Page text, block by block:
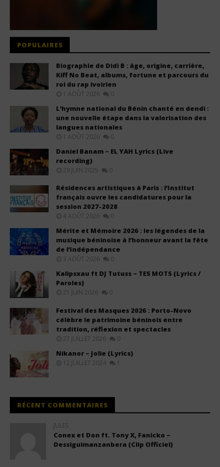
POPULAIRES
Biographie de Didi B : âge, origine, carrière,
Kiff No Beat, albums, fortune et parcours du
roi du rap ivoirien
1 AOÛT 2026 0
L’hymne national du Bénin chanté en dendi :
une nouvelle étape dans la valorisation des
langues nationales
1 AOÛT 2026 0
Daniel Banam – EL YAH Lyrics (Live
recording)
29 JUIN 2025 0
Résidences artistiques à Paris : l’Institut
français ouvre les candidatures pour la
session 2027-2028
4 AOÛT 2026 0
Mérite et Mémoire 2026 : les légendes de la
musique béninoise à l’honneur avant la fête
de l’Indépendance
3 AOÛT 2026 0
Kalipsxau ft DJ Tutuss – TES MOTS (Lyrics /
Paroles)
21 JUIN 2026 0
Festival des Masques 2026 : Porto-Novo
célèbre le patrimoine béninois entre
tradition, réflexion et spectacles
27 JUILLET 2026 0
Nikanor – Jolie (Lyrics)
12 JUILLET 2024 1
RÉCENT COMMENTAIRES
JULES
Conex et Don ft. Tony X, Fanicko –
Dessiguimanzanbera (Clip Officiel)